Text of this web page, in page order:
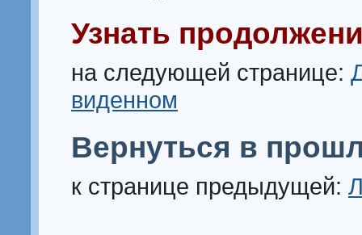
Узнать
на следующей странице:
виденном
Вернуться в
к странице предыдущей: